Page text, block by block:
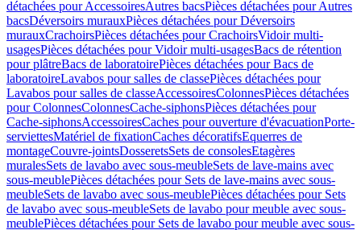
détachées pour AccessoiresAutres bacsPièces détachées pour Autres
bacsDéversoirs murauxPièces détachées pour Déversoirs
murauxCrachoirsPièces détachées pour CrachoirsVidoir multi-
usagesPièces détachées pour Vidoir multi-usagesBacs de rétention
pour plâtreBacs de laboratoirePièces détachées pour Bacs de
laboratoireLavabos pour salles de classePièces détachées pour
Lavabos pour salles de classeAccessoiresColonnesPièces détachées
pour ColonnesColonnesCache-siphonsPièces détachées pour
Cache-siphonsAccessoiresCaches pour ouverture d'évacuationPorte-
serviettesMatériel de fixationCaches décoratifsEquerres de
montageCouvre-jointsDosseretsSets de consolesEtagères
muralesSets de lavabo avec sous-meubleSets de lave-mains avec
sous-meublePièces détachées pour Sets de lave-mains avec sous-
meubleSets de lavabo avec sous-meublePièces détachées pour Sets
de lavabo avec sous-meubleSets de lavabo pour meuble avec sous-
meublePièces détachées pour Sets de lavabo pour meuble avec sous-